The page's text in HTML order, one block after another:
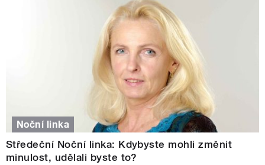
Noční linka
Středeční Noční linka: Kdybyste mohli změnit
minulost, udělali byste to?